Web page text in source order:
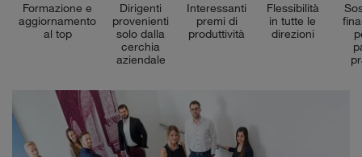
Formazione e
aggiornamento
al top
Dirigenti
provenienti
solo dalla
cerchia
aziendale
Interessanti
premi di
produttività
Flessibilità
in tutte le
direzioni